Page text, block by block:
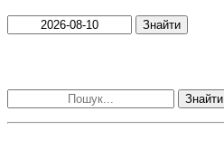
Знайти
Знайти